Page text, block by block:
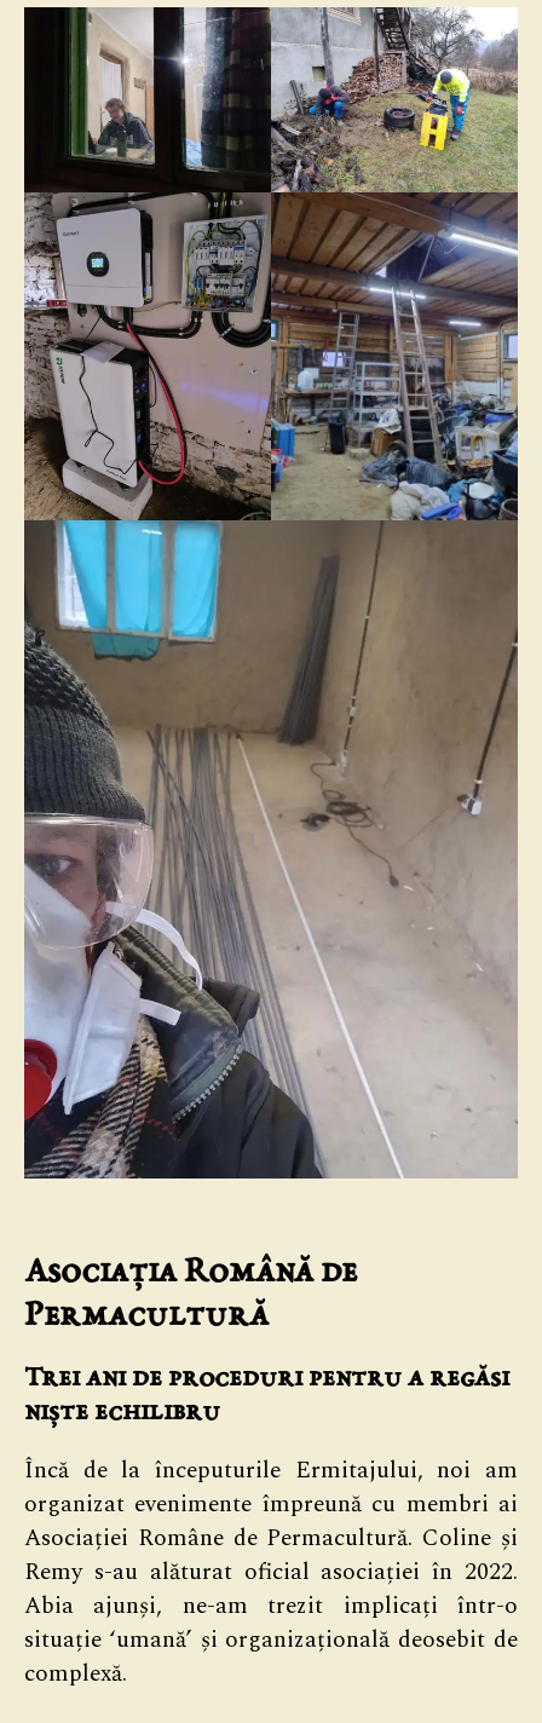
Asociația Română de
Permacultură
Trei ani de proceduri pentru a regăsi
niște echilibru
Încă de la începuturile Ermitajului, noi am
organizat evenimente împreună cu membri ai
Asociației Române de Permacultură. Coline și
Remy s-au alăturat oficial asociației în 2022.
Abia ajunși, ne-am trezit implicați într-o
situație ‘umană’ și organizațională deosebit de
complexă.